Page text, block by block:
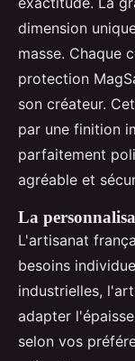
dimension
masse. Chaque
protection
son créateur.
par une finition
parfaitement
agréable et
La
L'artisanat
besoins
industrielles,
adapter
selon vos